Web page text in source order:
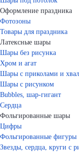
Оформление праздника
Фотозоны
Товары для праздника
Латексные шары
Шары без рисунка
Хром и агат
Шары с приколами и
Шары с рисунком
Bubbles, шар-гигант
Сердца
Фольгированные шары
Цифры
Фольгированные фигуры
Звезды, сердца, круги с